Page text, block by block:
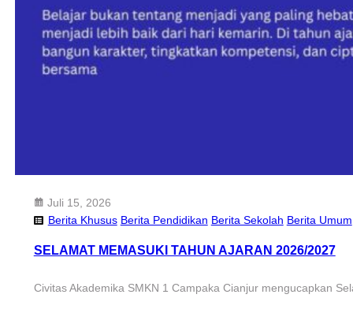
Juli 15, 2026
Berita Khusus Berita Pendidikan Berita Sekolah Berita Umum
SELAMAT MEMASUKI TAHUN AJARAN 2026/2027
Civitas Akademika SMKN 1 Campaka Cianjur mengucapkan